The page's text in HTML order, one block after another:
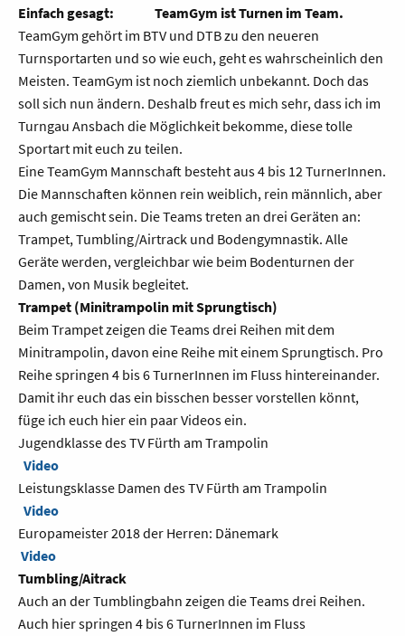
Einfach gesagt: TeamGym ist Turnen im Team.
TeamGym gehört im BTV und DTB zu den neueren
Turnsportarten und so wie euch, geht es wahrscheinlich den
Meisten. TeamGym ist noch ziemlich unbekannt. Doch das
soll sich nun ändern. Deshalb freut es mich sehr, dass ich im
Turngau Ansbach die Möglichkeit bekomme, diese tolle
Sportart mit euch zu teilen.
Eine TeamGym Mannschaft besteht aus 4 bis 12 TurnerInnen.
Die Mannschaften können rein weiblich, rein männlich, aber
auch gemischt sein. Die Teams treten an drei Geräten an:
Trampet, Tumbling/Airtrack und Bodengymnastik. Alle
Geräte werden, vergleichbar wie beim Bodenturnen der
Damen, von Musik begleitet.
Trampet (Minitrampolin mit Sprungtisch)
Beim Trampet zeigen die Teams drei Reihen mit dem
Minitrampolin, davon eine Reihe mit einem Sprungtisch. Pro
Reihe springen 4 bis 6 TurnerInnen im Fluss hintereinander.
Damit ihr euch das ein bisschen besser vorstellen könnt,
füge ich euch hier ein paar Videos ein.
Jugendklasse des TV Fürth am Trampolin
Video
Leistungsklasse Damen des TV Fürth am Trampolin
Video
Europameister 2018 der Herren: Dänemark
Video
Tumbling/Aitrack
Auch an der Tumblingbahn zeigen die Teams drei Reihen.
Auch hier springen 4 bis 6 TurnerInnen im Fluss